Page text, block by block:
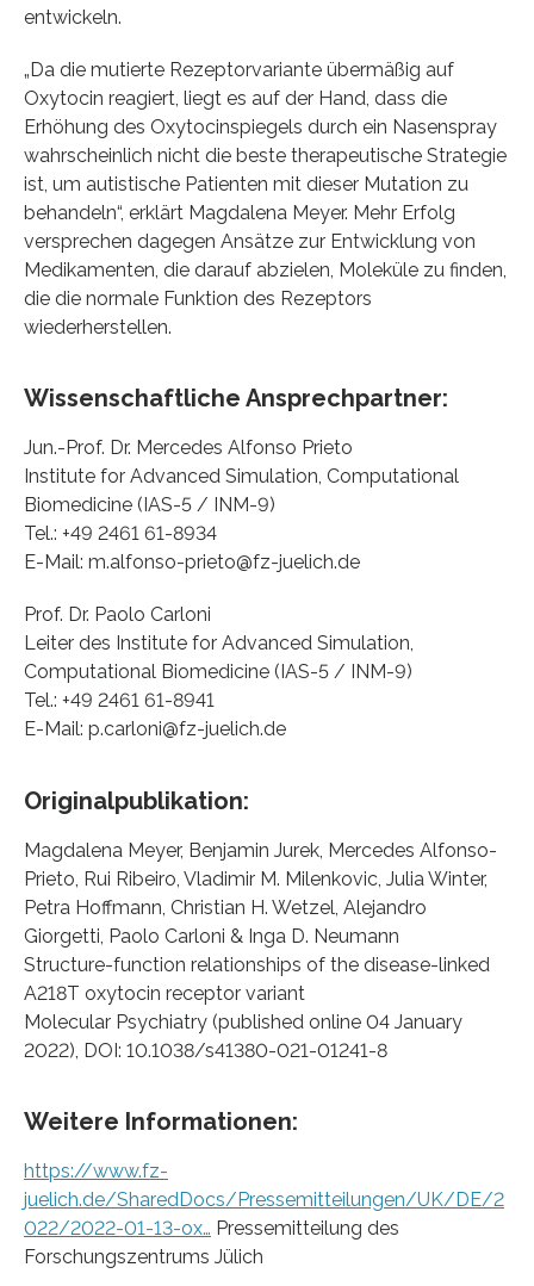
entwickeln.
„Da die mutierte Rezeptorvariante übermäßig auf
Oxytocin reagiert, liegt es auf der Hand, dass die
Erhöhung des Oxytocinspiegels durch ein Nasenspray
wahrscheinlich nicht die beste therapeutische Strategie
ist, um autistische Patienten mit dieser Mutation zu
behandeln“, erklärt Magdalena Meyer. Mehr Erfolg
versprechen dagegen Ansätze zur Entwicklung von
Medikamenten, die darauf abzielen, Moleküle zu finden,
die die normale Funktion des Rezeptors
wiederherstellen.
Wissenschaftliche Ansprechpartner:
Jun.-Prof. Dr. Mercedes Alfonso Prieto
Institute for Advanced Simulation, Computational
Biomedicine (IAS-5 / INM-9)
Tel.: +49 2461 61-8934
E-Mail: m.alfonso-prieto@fz-juelich.de
Prof. Dr. Paolo Carloni
Leiter des Institute for Advanced Simulation,
Computational Biomedicine (IAS-5 / INM-9)
Tel.: +49 2461 61-8941
E-Mail: p.carloni@fz-juelich.de
Originalpublikation:
Magdalena Meyer, Benjamin Jurek, Mercedes Alfonso-
Prieto, Rui Ribeiro, Vladimir M. Milenkovic, Julia Winter,
Petra Hoffmann, Christian H. Wetzel, Alejandro
Giorgetti, Paolo Carloni & Inga D. Neumann
Structure-function relationships of the disease-linked
A218T oxytocin receptor variant
Molecular Psychiatry (published online 04 January
2022), DOI: 10.1038/s41380-021-01241-8
Weitere Informationen:
https://www.fz-
juelich.de/SharedDocs/Pressemitteilungen/UK/DE/2
022/2022-01-13-ox… Pressemitteilung des
Forschungszentrums Jülich